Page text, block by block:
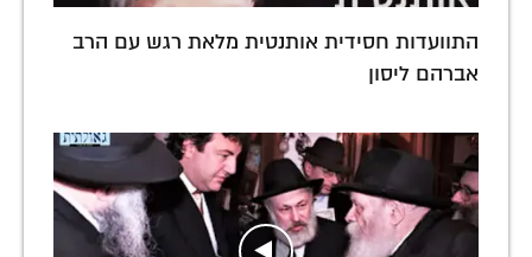
התוועדות חסידית אותנטית מלאת רגש עם הרב
אברהם ליסון